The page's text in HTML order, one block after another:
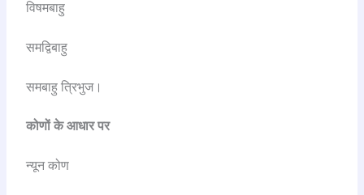
विषमबाहु
समद्विबाहु
समबाहु त्रिभुज।
कोणों के आधार पर
न्यून कोण